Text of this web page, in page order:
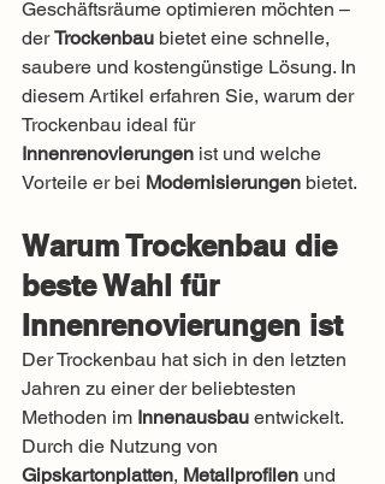
Geschäftsräume optimieren möchten –
der Trockenbau bietet eine schnelle,
saubere und kostengünstige Lösung. In
diesem Artikel erfahren Sie, warum der
Trockenbau ideal für
Innenrenovierungen ist und welche
Vorteile er bei Modernisierungen bietet.
Warum Trockenbau die
beste Wahl für
Innenrenovierungen ist
Der Trockenbau hat sich in den letzten
Jahren zu einer der beliebtesten
Methoden im Innenausbau entwickelt.
Durch die Nutzung von
Gipskartonplatten, Metallprofilen und